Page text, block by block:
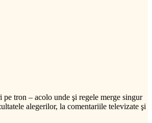
pe tron – acolo unde şi regele merge singur
alegerilor, la comentariile televizate şi